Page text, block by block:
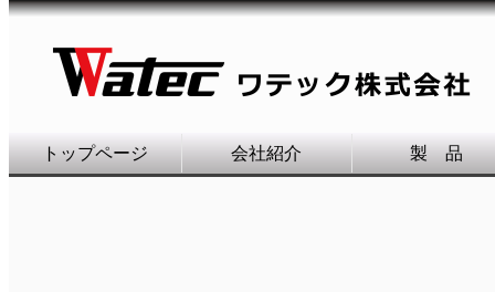
トップページ 会社紹介 製 品